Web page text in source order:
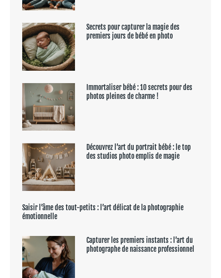
Secrets pour capturer la magie des
premiers jours de bébé en photo
Immortaliser bébé : 10 secrets pour des
photos pleines de charme !
Découvrez l’art du portrait bébé : le top
des studios photo emplis de magie
Saisir l’âme des tout-petits : l’art délicat de la photographie
émotionnelle
Capturer les premiers instants : l’art du
photographe de naissance professionnel